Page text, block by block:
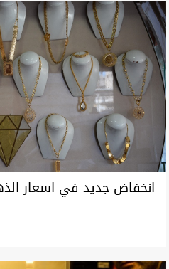
انخفاض جديد في اسعار